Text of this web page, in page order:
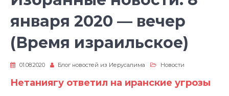
января 2020 — вечер
(Время израильское)
01.08.2020 Блог новостей из Иерусалима Новости
Нетаниягу ответил на иранские угрозы